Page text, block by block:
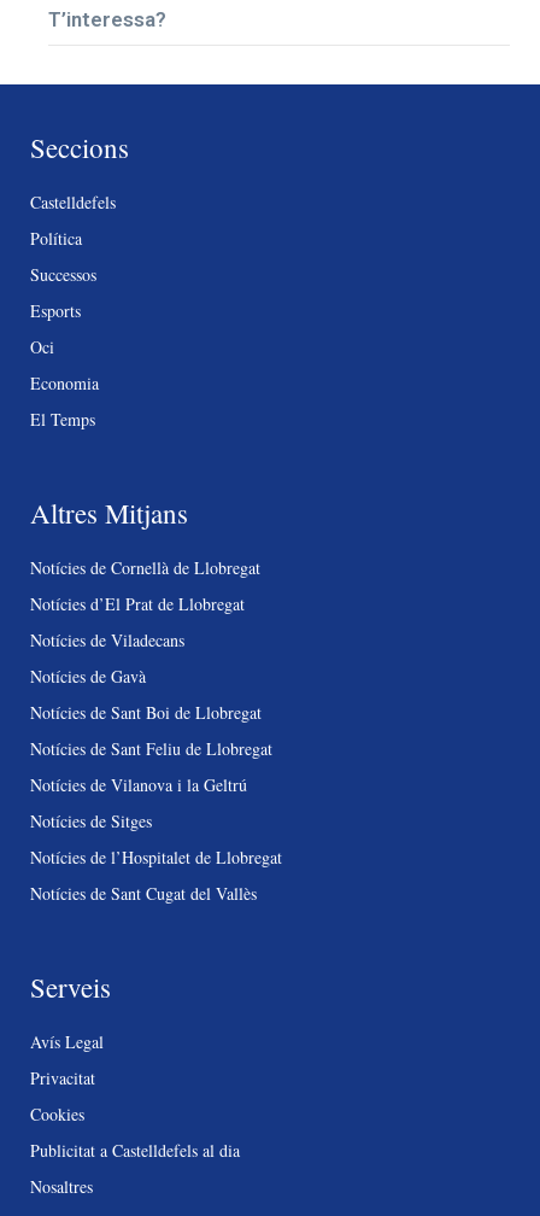
T’interessa?
Seccions
Castelldefels
Política
Successos
Esports
Oci
Economia
El Temps
Altres Mitjans
Notícies de Cornellà de Llobregat
Notícies d’El Prat de Llobregat
Notícies de Viladecans
Notícies de Gavà
Notícies de Sant Boi de Llobregat
Notícies de Sant Feliu de Llobregat
Notícies de Vilanova i la Geltrú
Notícies de Sitges
Notícies de l’Hospitalet de Llobregat
Notícies de Sant Cugat del Vallès
Serveis
Avís Legal
Privacitat
Cookies
Publicitat a Castelldefels al dia
Nosaltres